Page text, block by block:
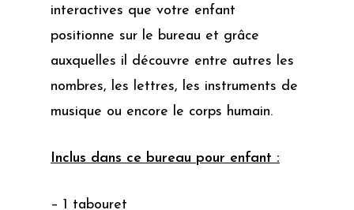
interactives que votre enfant
positionne sur le bureau et grâce
auxquelles il découvre entre autres les
nombres, les lettres, les instruments de
musique ou encore le corps humain.
Inclus dans ce bureau pour enfant :
– 1 tabouret